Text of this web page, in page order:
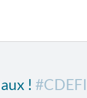
! #CDEFI